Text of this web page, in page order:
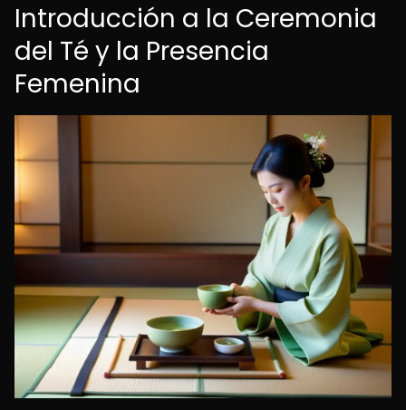
Introducción a la Ceremonia
del Té y la Presencia
Femenina